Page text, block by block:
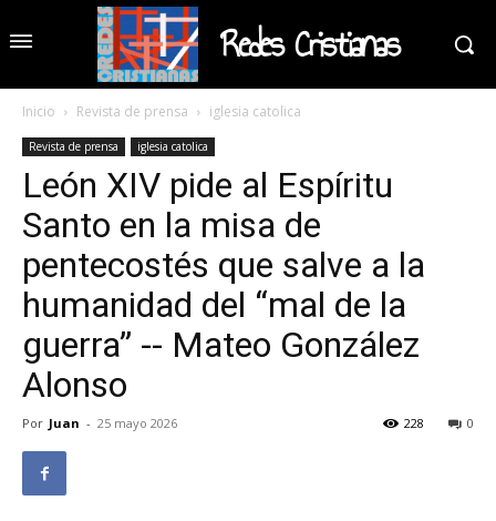
Redes Cristianas
Inicio Revista de prensa iglesia catolica
Revista de prensa iglesia catolica
León XIV pide al Espíritu
Santo en la misa de
pentecostés que salve a la
humanidad del “mal de la
guerra” -- Mateo González
Alonso
Por Juan - 25 mayo 2026 0
228